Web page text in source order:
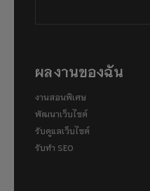
ผลงานของฉัน
งานสอนพิเศษ
พัฒนาเว็บไซต์
รับดูแลเว็บไซต์
รับทำ SEO